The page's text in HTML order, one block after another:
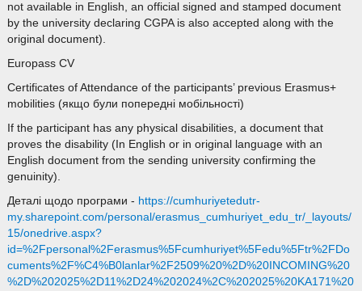
not available in English, an official signed and stamped document
by the university declaring CGPA is also accepted along with the
original document).
Europass CV
Certificates of Attendance of the participants’ previous Erasmus+
mobilities (якщо були попередні мобільності)
If the participant has any physical disabilities, a document that
proves the disability (In English or in original language with an
English document from the sending university confirming the
genuinity).
Деталі щодо програми - https://cumhuriyetedutr-
my.sharepoint.com/personal/erasmus_cumhuriyet_edu_tr/_layouts/
15/onedrive.aspx?
id=%2Fpersonal%2Ferasmus%5Fcumhuriyet%5Fedu%5Ftr%2FDo
cuments%2F%C4%B0lanlar%2F2509%20%2D%20INCOMING%20
%2D%202025%2D11%2D24%202024%2C%202025%20KA171%20